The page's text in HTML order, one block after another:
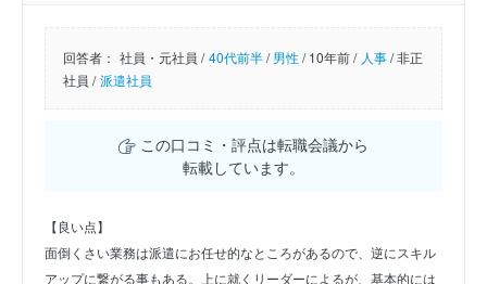
回答者： 社員・元社員 / 40代前半/男性/10年前 / 人事/非正
社員 / 派遣社員
この口コミ・評点は転職会議から
転載しています。
【良い点】
面倒くさい業務は派遣にお任せ的なところがあるので、逆にスキル
アップに繋がる事もある。上に就くリーダーによるが、基本的には